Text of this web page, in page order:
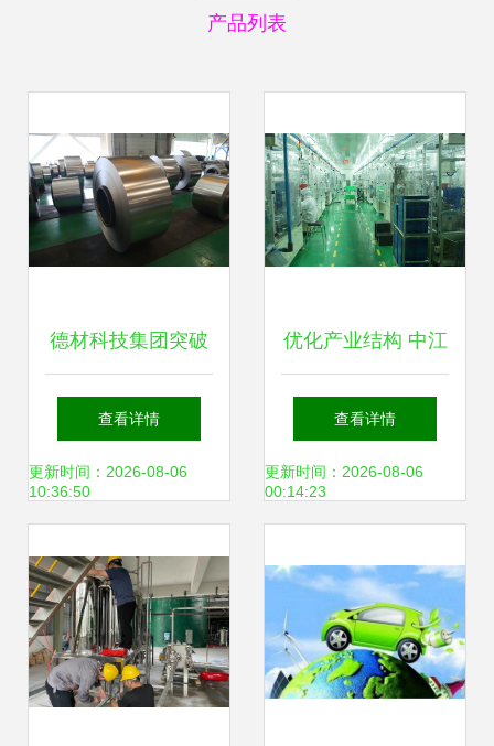
产品列表
德材科技集团突破
冷轧极薄碳钢技
术，助推新兴能源
查看详情
更新时间：2026-08-06
10:36:50
优化产业结构 中江
培育高新技术与新
兴能源技术研发的
查看详情
更新时间：2026-08-06
00:14:23